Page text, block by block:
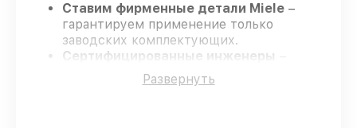
Ставим фирменные детали Miele –
гарантируем применение только
заводских комплектующих.
Сертифицированные инженеры
проходят строгий отбор, что
гарантирует качество выполняемых
Развернуть